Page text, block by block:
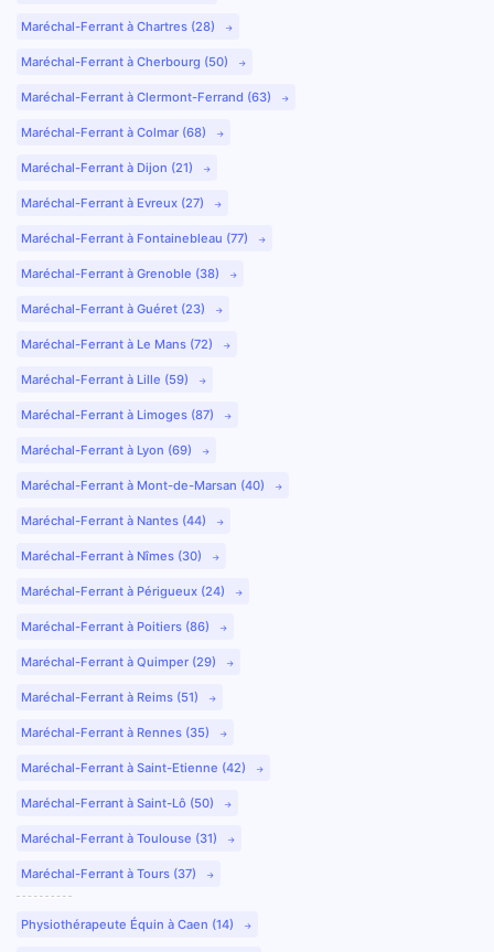
Maréchal-Ferrant à Chartres (28)
Maréchal-Ferrant à Cherbourg (50)
Maréchal-Ferrant à Clermont-Ferrand (63)
Maréchal-Ferrant à Colmar (68)
Maréchal-Ferrant à Dijon (21)
Maréchal-Ferrant à Evreux (27)
Maréchal-Ferrant à Fontainebleau (77)
Maréchal-Ferrant à Grenoble (38)
Maréchal-Ferrant à Guéret (23)
Maréchal-Ferrant à Le Mans (72)
Maréchal-Ferrant à Lille (59)
Maréchal-Ferrant à Limoges (87)
Maréchal-Ferrant à Lyon (69)
Maréchal-Ferrant à Mont-de-Marsan (40)
Maréchal-Ferrant à Nantes (44)
Maréchal-Ferrant à Nîmes (30)
Maréchal-Ferrant à Périgueux (24)
Maréchal-Ferrant à Poitiers (86)
Maréchal-Ferrant à Quimper (29)
Maréchal-Ferrant à Reims (51)
Maréchal-Ferrant à Rennes (35)
Maréchal-Ferrant à Saint-Etienne (42)
Maréchal-Ferrant à Saint-Lô (50)
Maréchal-Ferrant à Toulouse (31)
Maréchal-Ferrant à Tours (37)
Physiothérapeute Équin à Caen (14)